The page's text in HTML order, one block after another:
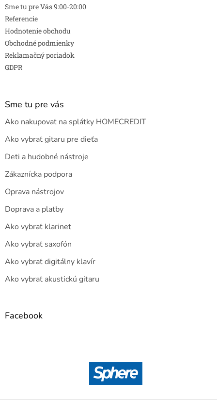
Sme tu pre Vás 9:00-20:00
Referencie
Hodnotenie obchodu
Obchodné podmienky
Reklamačný poriadok
GDPR
Sme tu pre vás
Ako nakupovať na splátky HOMECREDIT
Ako vybrať gitaru pre dieťa
Deti a hudobné nástroje
Zákaznícka podpora
Oprava nástrojov
Doprava a platby
Ako vybrať klarinet
Ako vybrať saxofón
Ako vybrať digitálny klavír
Ako vybrať akustickú gitaru
Facebook